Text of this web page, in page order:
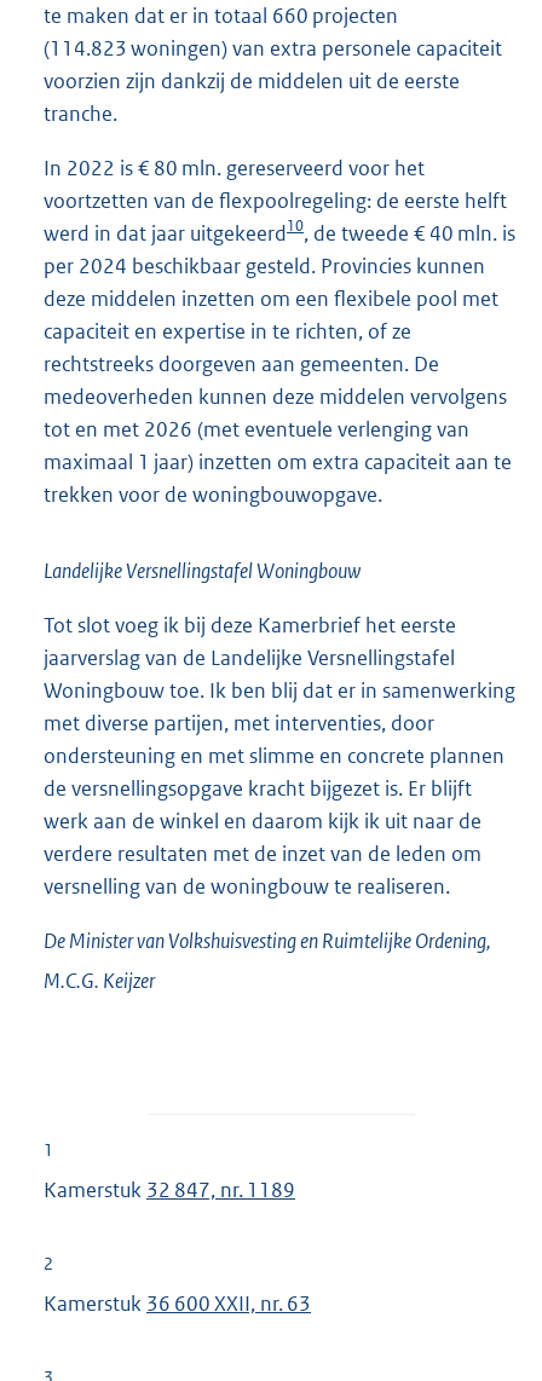
te maken dat er in totaal 660 projecten
(114.823 woningen) van extra personele capaciteit
voorzien zijn dankzij de middelen uit de eerste
tranche.
In 2022 is € 80 mln. gereserveerd voor het
voortzetten van de flexpoolregeling: de eerste helft
werd in dat jaar uitgekeerd10, de tweede € 40 mln. is
per 2024 beschikbaar gesteld. Provincies kunnen
deze middelen inzetten om een flexibele pool met
capaciteit en expertise in te richten, of ze
rechtstreeks doorgeven aan gemeenten. De
medeoverheden kunnen deze middelen vervolgens
tot en met 2026 (met eventuele verlenging van
maximaal 1 jaar) inzetten om extra capaciteit aan te
trekken voor de woningbouwopgave.
Landelijke Versnellingstafel Woningbouw
Tot slot voeg ik bij deze Kamerbrief het eerste
jaarverslag van de Landelijke Versnellingstafel
Woningbouw toe. Ik ben blij dat er in samenwerking
met diverse partijen, met interventies, door
ondersteuning en met slimme en concrete plannen
de versnellingsopgave kracht bijgezet is. Er blijft
werk aan de winkel en daarom kijk ik uit naar de
verdere resultaten met de inzet van de leden om
versnelling van de woningbouw te realiseren.
De Minister van Volkshuisvesting en Ruimtelijke Ordening,
M.C.G. Keijzer
1
Kamerstuk 32 847, nr. 1189
2
Kamerstuk 36 600 XXII, nr. 63